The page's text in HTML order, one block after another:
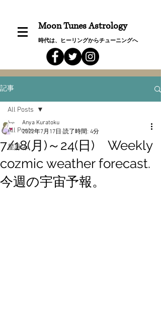
Moon Tunes Astrology
時代は、ヒーリングからチューニングへ
記事
All Posts
星詠み
All Posts
7/18(月)～24(日) Weekly
cozmic weather forecast.
今週の宇宙予報。
Anya Kuratoku
2022年7月17日 読了時間: 4分